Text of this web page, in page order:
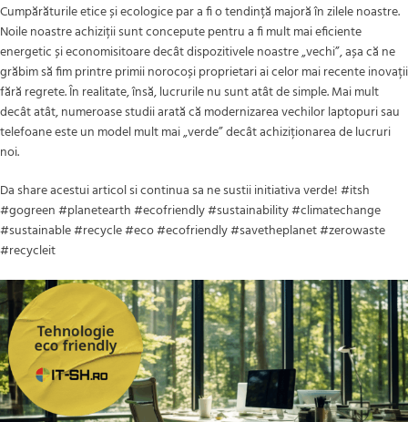
Cumpărăturile etice și ecologice par a fi o tendință majoră în zilele noastre.
Noile noastre achiziții sunt concepute pentru a fi mult mai eficiente
energetic și economisitoare decât dispozitivele noastre „vechi”, așa că ne
grăbim să fim printre primii norocoși proprietari ai celor mai recente inovații
fără regrete. În realitate, însă, lucrurile nu sunt atât de simple. Mai mult
decât atât, numeroase studii arată că modernizarea vechilor laptopuri sau
telefoane este un model mult mai „verde” decât achiziționarea de lucruri
noi.
Da share acestui articol si continua sa ne sustii initiativa verde! #itsh
#gogreen #planetearth #ecofriendly #sustainability #climatechange
#sustainable #recycle #eco #ecofriendly #savetheplanet #zerowaste
#recycleit